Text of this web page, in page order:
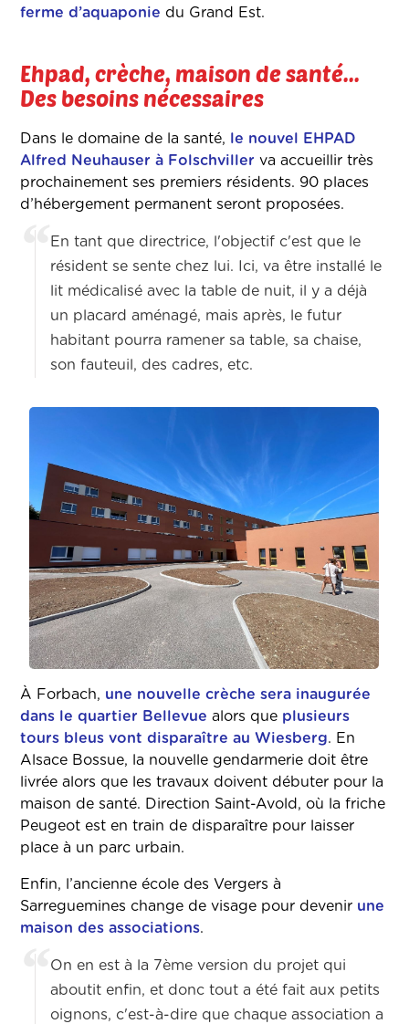
ferme d’aquaponie du Grand Est.
Ehpad, crèche, maison de santé...
Des besoins nécessaires
Dans le domaine de la santé,
le nouvel EHPAD
Alfred Neuhauser à Folschviller va accueillir très
prochainement ses premiers résidents. 90 places
d’hébergement permanent seront proposées.
Entant que directrice, l'objectif c'est que le
résident se sente chez lui. Ici, va être installé le
lit médicalisé avec la table de nuit, il y a déjà
un placard aménagé, mais après, le futur
habitant pourra ramener sa table, sa chaise,
son fauteuil, des cadres, etc.
À Forbach, une nouvelle crèche sera inaugurée
dans le quartier Bellevue alors que plusieurs
tours bleus vont disparaître au Wiesberg. En
Alsace Bossue, la nouvelle gendarmerie doit être
livrée alors que les travaux doivent débuter pour la
maison de santé. Direction Saint-Avold, où la friche
Peugeot est en train de disparaître pour laisser
place à un parc urbain.
Enfin, l’ancienne école des Vergers à
Sarreguemines change de visage pour devenir une
maison des associations.
On en est à la 7ème version du projet qui
aboutit enfin, et donc tout a été fait aux petits
oignons, c'est-à-dire que chaque association a